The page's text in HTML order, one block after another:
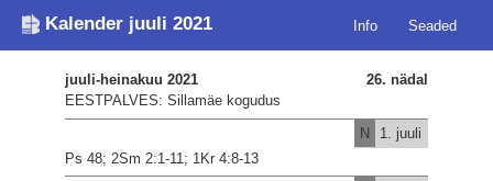
Kalender juuli 2021 Info Seaded
26. nädal
juuli-heinakuu 2021
EESTPALVES: Sillamäe kogudus
N
1. juuli
Ps 48; 2Sm 2:1-11; 1Kr 4:8-13